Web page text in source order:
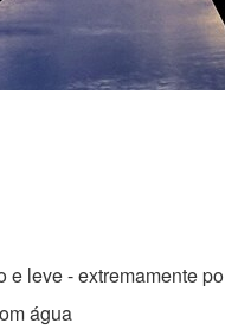
e leve - extremamente
água